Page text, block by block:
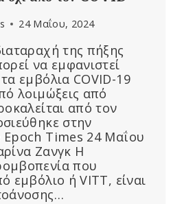
24 Μαΐου, 2024
της πήξης
να εμφανιστεί
εμβόλια COVID-19
λοιμώξεις από
από τον
στην
Epoch Times 24 Μαΐου
Ζανγκ Η
που
εμβόλιο ή VITT, είναι